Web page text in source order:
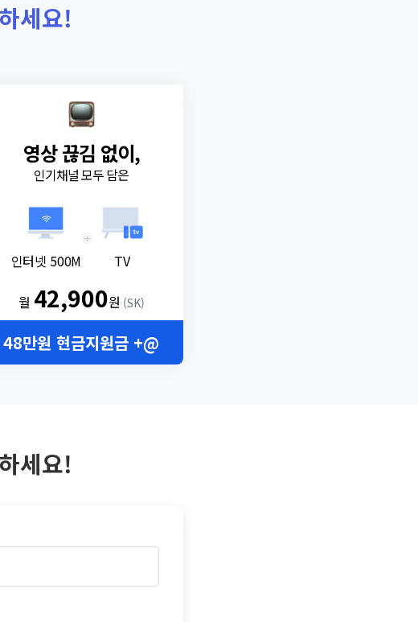
세요!
영상 끊김 없이,
인기채널 모두 담은
인터넷 500M
+
TV
월 42,900원 (SK)
48만원 현금지원금 +@
세요!